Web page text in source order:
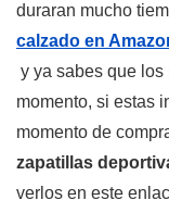
duraran mucho
calzado en
y ya sabes que
momento, si estas
momento de
zapatillas
verlos en este